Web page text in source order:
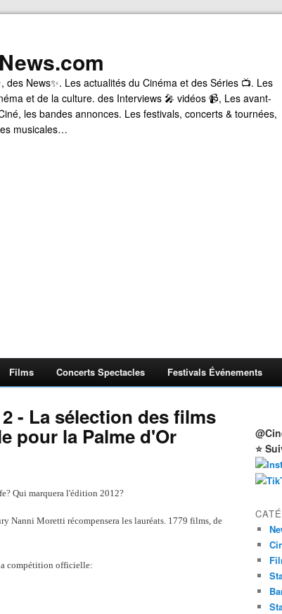
des News✨. Les actualités du Cinéma et des Séries 📺. Les
et de la culture. des Interviews 🎤 vidéos 📹, Les avant-
les bandes annonces. Les festivals, concerts & tournées,
musicales…
Films Concerts Spectacles Festivals Événements
- La sélection des films
pour la Palme d'Or
Qui marquera l'édition 2012?
Nanni Moretti récompensera les lauréats. 1779 films, de
compétition officielle:
⭐